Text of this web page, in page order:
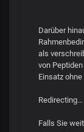
Darüber
als
von
Einsatz
Redirecting…
Falls Sie